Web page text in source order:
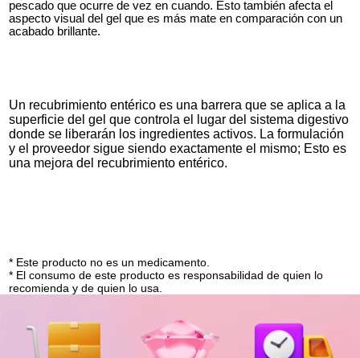
pescado que ocurre de vez en cuando. Esto también afecta el
aspecto visual del gel que es más mate en comparación con un
acabado brillante.
Un recubrimiento entérico es una barrera que se aplica a la
superficie del gel que controla el lugar del sistema digestivo
donde se liberarán los ingredientes activos. La formulación
y el proveedor sigue siendo exactamente el mismo; Esto es
una mejora del recubrimiento entérico.
* Este producto no es un medicamento.
* El consumo de este producto es responsabilidad de quien lo
recomienda y de quien lo usa.